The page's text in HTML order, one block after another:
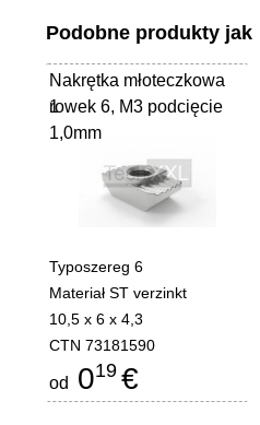
Podobne produkty jak
Nakrętka młoteczkowa
rowek 6, M3 podcięcie
1,0mm
1
Typoszereg 6
Materiał ST verzinkt
10,5 x 6 x 4,3
CTN 73181590
od 019 €